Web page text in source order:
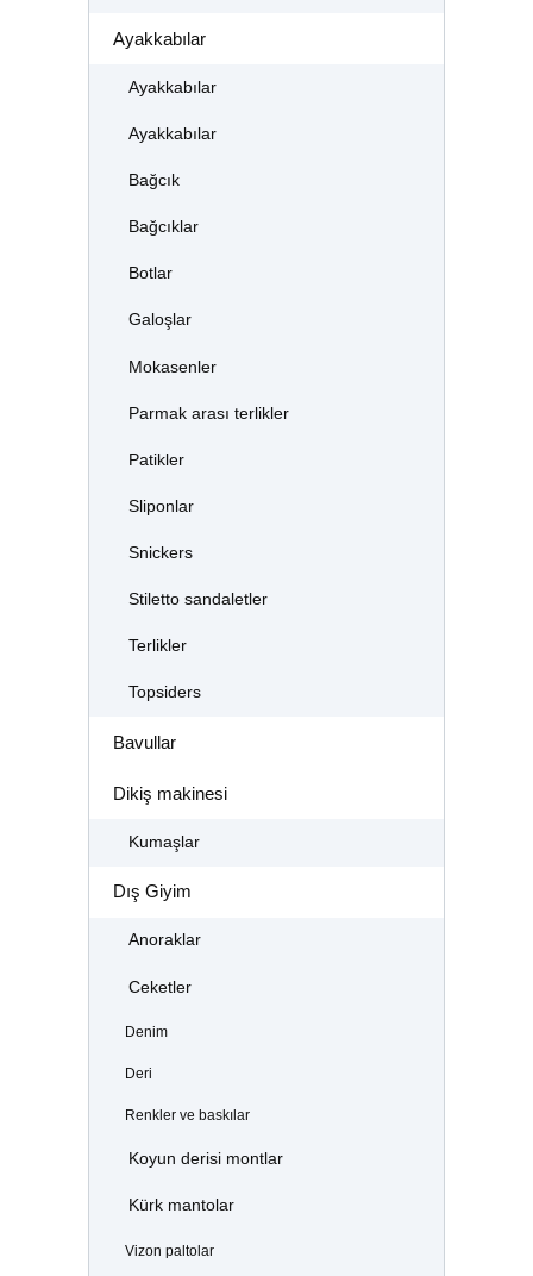
Ayakkabılar
Ayakkabılar
Ayakkabılar
Bağcık
Bağcıklar
Botlar
Galoşlar
Mokasenler
Parmak arası terlikler
Patikler
Sliponlar
Snickers
Stiletto sandaletler
Terlikler
Topsiders
Bavullar
Dikiş makinesi
Kumaşlar
Dış Giyim
Anoraklar
Ceketler
Denim
Deri
Renkler ve baskılar
Koyun derisi montlar
Kürk mantolar
Vizon paltolar